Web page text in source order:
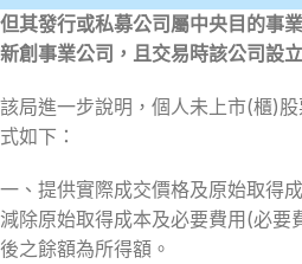
但其發行或私募公司屬中央目的事
新創事業公司，且交易時該公司設
該局進一步說明，個人未上市(櫃)
式如下：
一、提供實際成交價格及原始取得
減除原始取得成本及必要費用(必要
後之餘額為所得額。